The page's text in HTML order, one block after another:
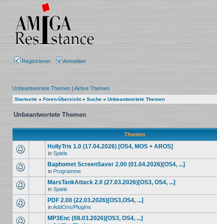
Registrieren Anmelden
Unbeantwortete Themen | Aktive Themen
Startseite » Foren-Übersicht» Suche » Unbeantwortete Themen
Unbeantwortete Themen
Themen
HollyTris 1.0 (17.04.2026) [OS4, MOS + AROS]
in Spiele
Baphomet ScreenSaver 2.00 (01.04.2026)[OS4, ...]
in Programme
MarsTankAttack 2.0 (27.03.2026)[OS3, OS4, ...]
in Spiele
PDF 2.00 (22.03.2026)[OS3,OS4, ...]
inAddOns/PlugIns
MP3Enc (08.03.2026)[OS3, OS4, ...]